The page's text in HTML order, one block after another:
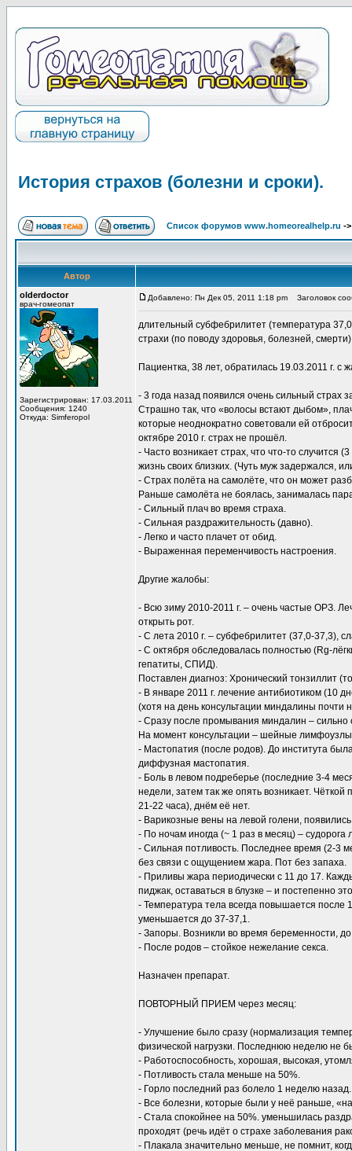
История страхов (болезни и сроки).
Список форумов www.homeorealhelp.ru -
Автор
olderdoctor
врач-гомеопат
Зарегистрирован: 17.03.2011
Сообщения: 1240
Откуда: Simferopol
Добавлено: Пн Дек 05, 2011 1:18 pm Заголовок
длительный субфебрилитет (температура
страхи (по поводу здоровья, болезней, смерти)
Пациентка, 38 лет, обратилась 19.03.2011 г.
- 3 года назад появился очень сильный страх
Страшно так, что «волосы встают дыбом»,
которые неоднократно советовали ей
октябре 2010 г. страх не прошёл.
- Часто возникает страх, что что-то случится
жизнь своих близких. (Чуть муж задержался,
- Страх полёта на самолёте, что он может
Раньше самолёта не боялась, занималась
- Сильный плач во время страха.
- Сильная раздражительность (давно).
- Легко и часто плачет от обид.
- Выраженная переменчивость настроения.
Другие жалобы:
- Всю зиму 2010-2011 г. – очень частые ОРЗ.
открыть рот.
- С лета 2010 г. – субфебрилитет (37,0-37,3),
- С октября обследовалась полностью (Rg-
гепатиты, СПИД).
Поставлен диагноз: Хронический тонзиллит
- В январе 2011 г. лечение антибиотиком (10
(хотя на день консультации миндалины почти
- Сразу после промывания миндалин –
На момент консультации – шейные
- Мастопатия (после родов). До института
диффузная мастопатия.
- Боль в левом подреберье (последние 3-4
недели, затем так же опять возникает.
21-22 часа), днём её нет.
- Варикозные вены на левой голени,
- По ночам иногда (~ 1 раз в месяц) –
- Сильная потливость. Последнее время (2-3
без связи с ощущением жара. Пот без запаха.
- Приливы жара периодически с 11 до 17.
пиджак, оставаться в блузке – и постепенно
- Температура тела всегда повышается
уменьшается до 37-37,1.
- Запоры. Возникли во время беременности,
- После родов – стойкое нежелание секса.
Назначен препарат.
ПОВТОРНЫЙ ПРИЕМ через месяц:
- Улучшение было сразу (нормализация
физической нагрузки. Последнюю неделю не
- Работоспособность, хорошая, высокая,
- Потливость стала меньше на 50%.
- Горло последний раз болело 1 неделю
- Все болезни, которые были у неё раньше,
- Стала спокойнее на 50%. уменьшилась
проходят (речь идёт о страхе заболевания
- Плакала значительно меньше, не помнит,